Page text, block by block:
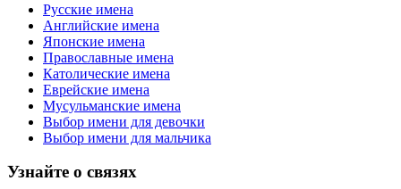
Русские имена
Английские имена
Японские имена
Православные имена
Католические имена
Еврейские имена
Мусульманские имена
Выбор имени для девочки
Выбор имени для мальчика
Узнайте о связях